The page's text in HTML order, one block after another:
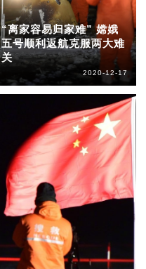
“离家容易归家难” 嫦娥
五号顺利返航克服两大难
关
2020-12-17